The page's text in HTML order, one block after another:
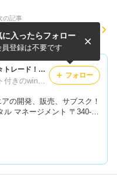
の記事
うですか？今年も後半戦が
まりました！相変わらずド
円のロングが大成功です！
成AI投資顧問！
生成AI投資顧問を利用して楽々トレード！テクニカル分析やファンダメンタルに限界を感じている方に必見！自己裁量抜きで楽々トレード！
の開発、販売、サブスク！
ージメント 〒340-00
ジデンス 1F TEL：048-94
https://liberty-capital.jp/
に入ったらフォロー
員登録は不要です
フォロー